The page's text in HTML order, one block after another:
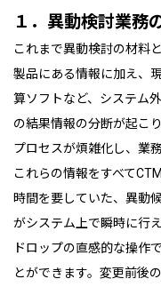
１．異動検討業務
これまで異動検討の材料
製品にある情報に加え、
算ソフトなど、システム
の結果情報の分断が起こ
プロセスが煩雑化し、業
これらの情報をすべて
時間を要していた、異動
がシステム上で瞬時に行
ドロップの直感的な操作
とができます。変更前後